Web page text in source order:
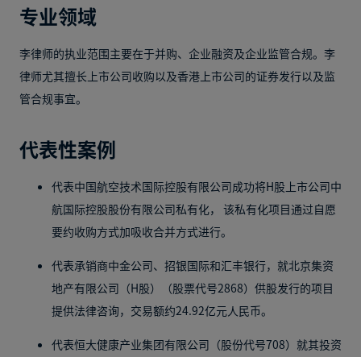
专业领域
李律师的执业范围主要在于并购、企业融资及企业监管合规。李
律师尤其擅长上市公司收购以及香港上市公司的证券发行以及监
管合规事宜。
代表性案例
代表中国航空技术国际控股有限公司成功将H股上市公司中
航国际控股股份有限公司私有化， 该私有化项目通过自愿
要约收购方式加吸收合并方式进行。
代表承销商中金公司、招银国际和汇丰银行，就北京集资
地产有限公司（H股）（股票代号2868）供股发行的项目
提供法律咨询，交易额约24.92亿元人民币。
代表恒大健康产业集团有限公司（股份代号708）就其投资